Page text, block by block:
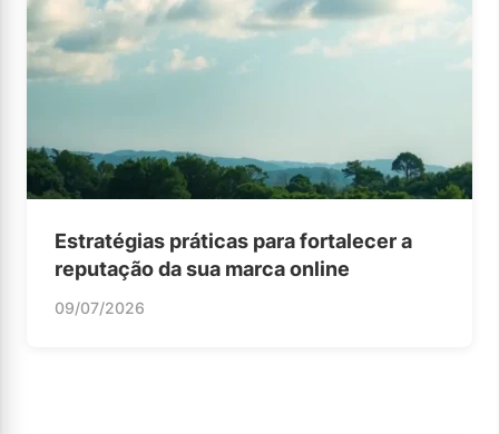
Estratégias práticas para fortalecer a
reputação da sua marca online
09/07/2026